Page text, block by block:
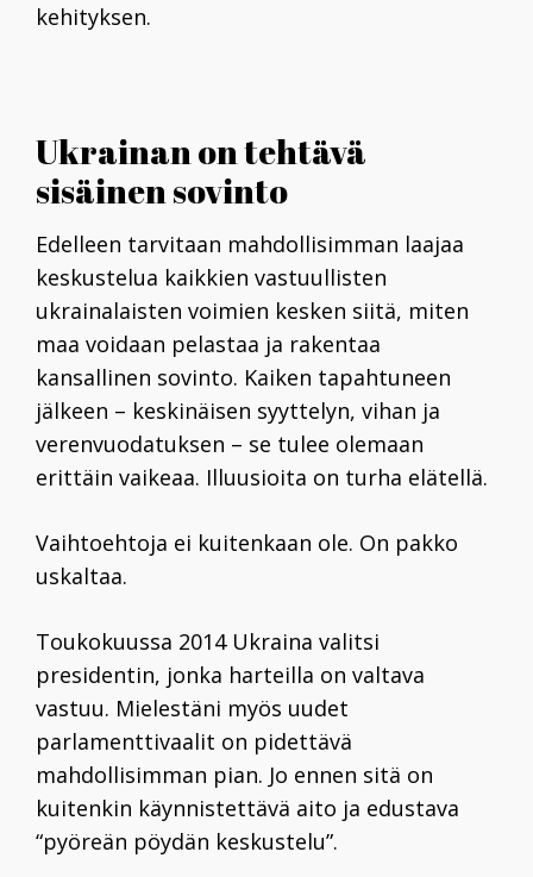
kehityksen.
Ukrainan on tehtävä
sisäinen sovinto
Edelleen tarvitaan mahdollisimman laajaa
keskustelua kaikkien vastuullisten
ukrainalaisten voimien kesken siitä, miten
maa voidaan pelastaa ja rakentaa
kansallinen sovinto. Kaiken tapahtuneen
jälkeen – keskinäisen syyttelyn, vihan ja
verenvuodatuksen – se tulee olemaan
erittäin vaikeaa. Illuusioita on turha elätellä.
Vaihtoehtoja ei kuitenkaan ole. On pakko
uskaltaa.
Toukokuussa 2014Ukraina valitsi
presidentin, jonka harteilla on valtava
vastuu. Mielestäni myös uudet
parlamenttivaalit on pidettävä
mahdollisimman pian. Jo ennen sitä on
kuitenkin käynnistettävä aito ja edustava
“pyöreän pöydän keskustelu”.